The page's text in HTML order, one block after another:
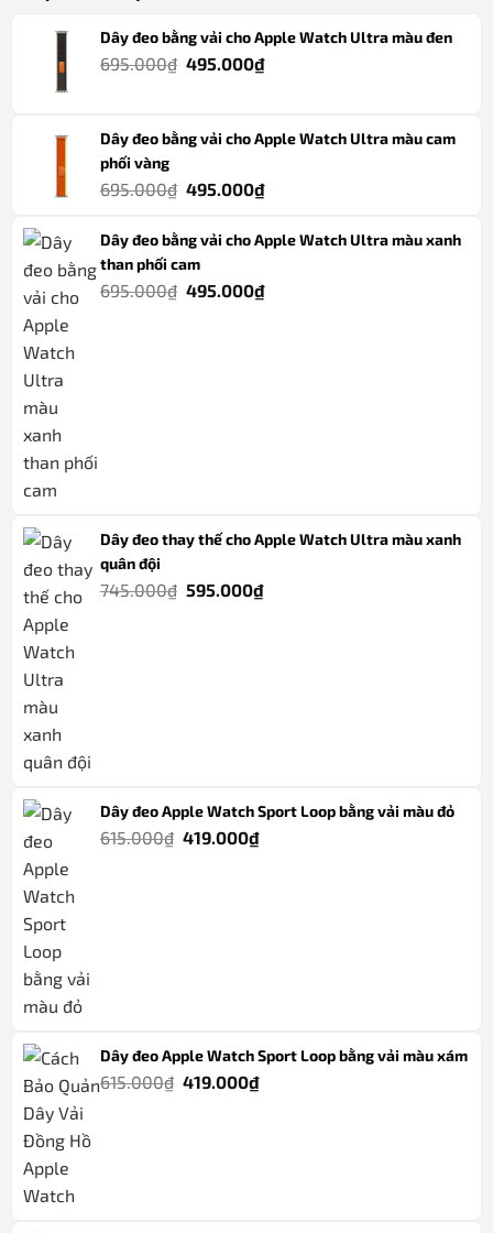
Dây đeo bằng vải cho Apple Watch Ultra màu đen
695.000₫ Giá
695.000₫.
495.000₫Giá
là:
Dây đeo bằng vải cho Apple Watch Ultra màu cam
phối vàng
695.000₫ Giá
là:
695.000₫.
495.000₫Giá
tại
495.000₫.
Dây đeo bằng vải cho Apple Watch Ultra màu xanh
than phối cam
695.000₫ Giá
495.000₫Giá
Dây đeo thay thế cho Apple Watch Ultra màu xanh
quân đội
745.000₫ Giá
595.000₫Giá
Dây đeo Apple Watch Sport Loop bằng vải màu đỏ
615.000₫ Giá
419.000₫Giá
Dây đeo Apple Watch Sport Loop bằng vải màu xám
615.000₫ Giá
419.000₫Giá